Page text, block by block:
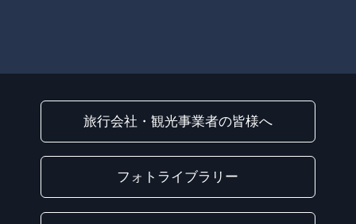
旅行会社・観光事業者の皆様へ
フォトライブラリー